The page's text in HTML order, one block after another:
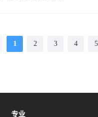
1 2 3 4 5
专业